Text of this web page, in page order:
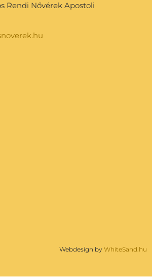
Rendi Nővérek Apostoli
Webdesign by WhiteSand.hu